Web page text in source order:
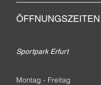
ÖFFNUNGSZEITEN
Sportpark Erfurt
Montag - Freitag